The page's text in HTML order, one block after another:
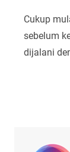
Cukup
sebelum
dijalani